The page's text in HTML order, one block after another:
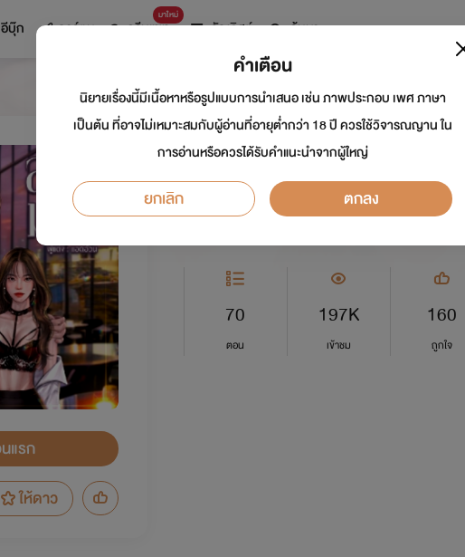
อีบุ๊ก การ์ตูน
มาใหม่
ดรีมแชท ธัญลิสต์ ค้นหา
แรก
ให้ดาว
ลงทัณฑ์เมียลับมาเ
นักเขียน:แอดอ้วน
อีโรติก
70
ตอน
197K
เข้าชม
160
ถูกใจ
คำเตือน
นิยายเรื่องนี้มีเนื้อหาหรือรูปแบบการนำเสนอ เช่น ภาพประกอบ เพศ ภาษา
เป็นต้น ที่อาจไม่เหมาะสมกับผู้อ่านที่อายุต่ำกว่า 18 ปี ควรใช้วิจารณญาน ใน
การอ่านหรือควรได้รับคำแนะนำจากผู้ใหญ่
ยกเลิก ตกลง